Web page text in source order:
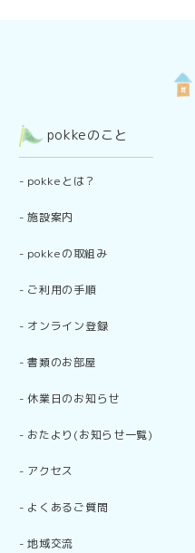
pokkeのこと
- pokkeとは？
-施設案内
- pokkeの取組み
- ご利用の手順
- オンライン登録
-書類のお部屋
-休業日のお知らせ
- おたより(お知らせ一覧)
- アクセス
- よくあるご質問
-地域交流